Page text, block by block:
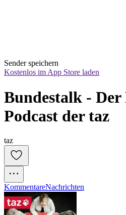
Sender speichern
Kostenlos im App Store laden
Bundestalk -
Podcast der taz
taz
KommentareNachrichten